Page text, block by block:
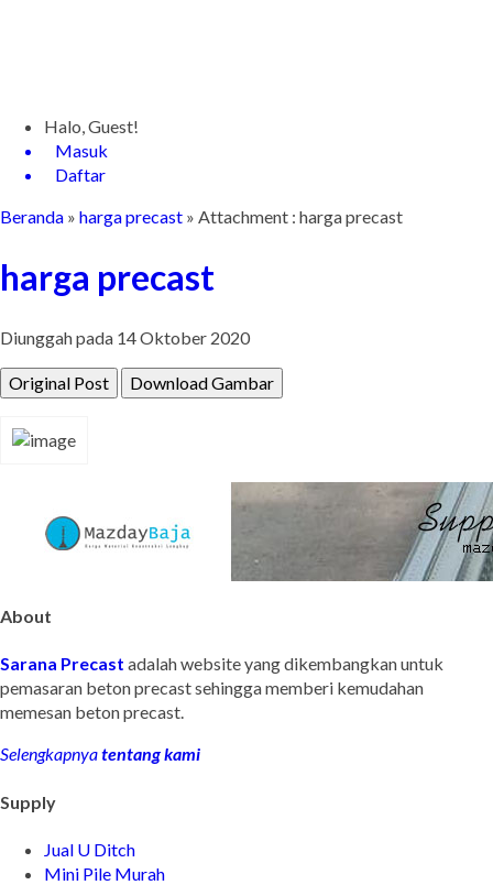
Halo, Guest!
Masuk
Daftar
Beranda » harga precast » Attachment : harga precast
harga precast
Diunggah pada 14 Oktober 2020
Original Post Download Gambar
About
Sarana Precast adalah website yang dikembangkan untuk
pemasaran beton precast sehingga memberi kemudahan
memesan beton precast.
Selengkapnyatentang kami
Supply
Jual U Ditch
Mini Pile Murah